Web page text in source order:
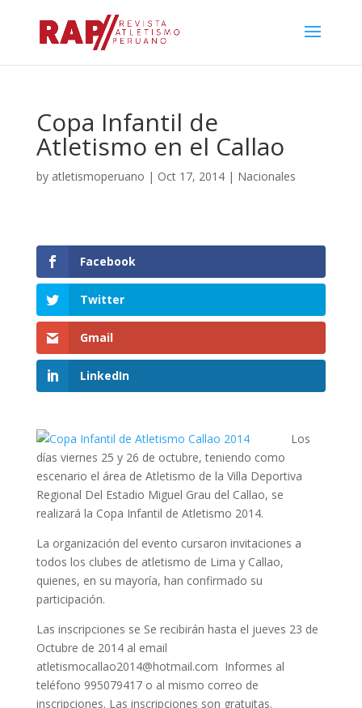
Copa Infantil de
Atletismo en el Callao
by atletismoperuano | Oct 17, 2014| Nacionales
Facebook
Twitter
Gmail
LinkedIn
Los
días viernes 25 y 26 de octubre, teniendo como
escenario el área de Atletismo de la Villa Deportiva
Regional Del Estadio Miguel Grau del Callao, se
realizará la Copa Infantil de Atletismo 2014.
La organización del evento cursaron invitaciones a
todos los clubes de atletismo de Lima y Callao,
quienes, en su mayoría, han confirmado su
participación.
Las inscripciones se Se recibirán hasta el jueves 23 de
Octubre de 2014 al email
atletismocallao2014@hotmail.com Informes al
teléfono 995079417 o al mismo correo de
inscripciones. Las inscripciones son gratuitas.